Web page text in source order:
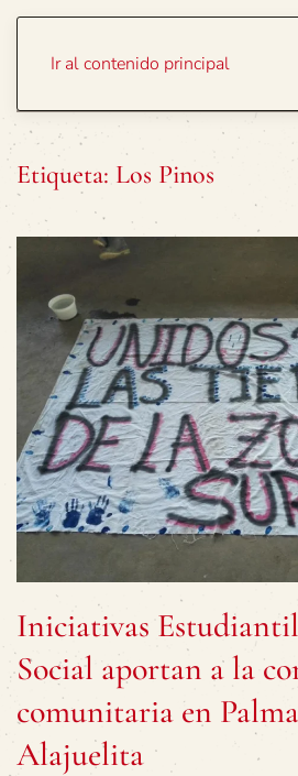
Ir al contenido principal
Etiqueta: Los Pinos
Iniciativas
Social aportan a la
comunitaria en
Alajuelita